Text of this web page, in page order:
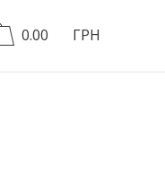
0.00 ГРН